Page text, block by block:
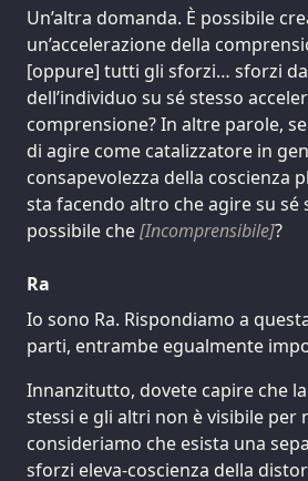
Un’altra domanda. È possibile
un’accelerazione della
[oppure] tutti gli sforzi… sforzi
dell’individuo su sé stesso
comprensione? In altre parole,
di agire come catalizzatore in
consapevolezza della coscienza
sta facendo altro che agire su sé
possibile che[Incomprensibile]?
Ra
Io sono Ra. Rispondiamo a
parti, entrambe egualmente
Innanzitutto, dovete capire che
stessi e gli altri non è visibile per
consideriamo che esista una
sforzi eleva-coscienza della